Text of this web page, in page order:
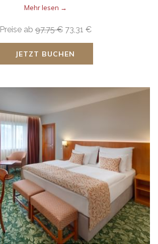
Mehr lesen
Preise ab97,75 € 73,31 €
JETZT BUCHEN